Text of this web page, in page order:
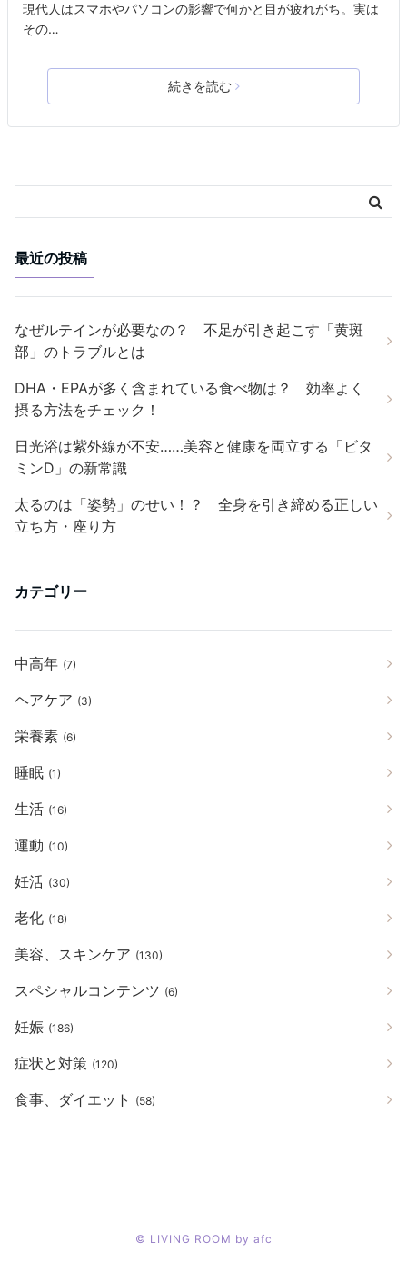
現代人はスマホやパソコンの影響で何かと目が疲れがち。実は
その…
続きを読む
最近の投稿
なぜルテインが必要なの？ 不足が引き起こす「黄斑
部」のトラブルとは
DHA・EPAが多く含まれている食べ物は？ 効率よく
摂る方法をチェック！
日光浴は紫外線が不安……美容と健康を両立する「ビタ
ミンD」の新常識
太るのは「姿勢」のせい！？ 全身を引き締める正しい
立ち方・座り方
カテゴリー
中高年 (7)
ヘアケア (3)
栄養素 (6)
睡眠 (1)
生活 (16)
運動 (10)
妊活 (30)
老化 (18)
美容、スキンケア (130)
スペシャルコンテンツ (6)
妊娠 (186)
症状と対策 (120)
食事、ダイエット (58)
© LIVING ROOM by afc